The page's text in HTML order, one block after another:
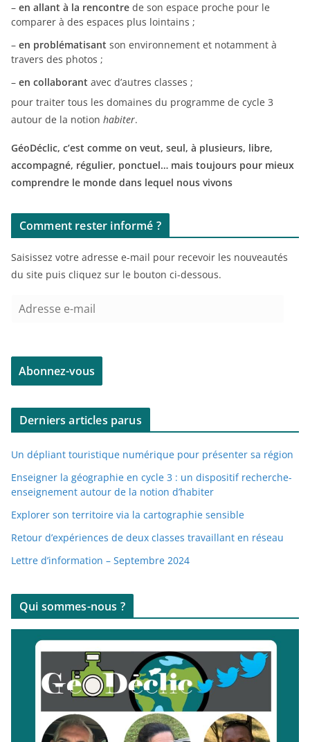
– en allant à la rencontre de son espace proche pour le
comparer à des espaces plus lointains ;
– en problématisant son environnement et notamment à
travers des photos ;
– en collaborant avec d’autres classes ;
pour traiter tous les domaines du programme de cycle 3
autour de la notion habiter.
GéoDéclic, c’est comme on veut, seul, à plusieurs, libre,
accompagné, régulier, ponctuel… mais toujours pour mieux
comprendre le monde dans lequel nous vivons
Comment rester informé ?
Saisissez votre adresse e-mail pour recevoir les nouveautés
du site puis cliquez sur le bouton ci-dessous.
e
s
e
m
a
i
l
Abonnez-vous
Derniers articles parus
Un dépliant touristique numérique pour présenter sa région
Enseigner la géographie en cycle 3 : un dispositif recherche-
enseignement autour de la notion d’habiter
Explorer son territoire via la cartographie sensible
Retour d’expériences de deux classes travaillant en réseau
Lettre d’information – Septembre 2024
Qui sommes-nous ?